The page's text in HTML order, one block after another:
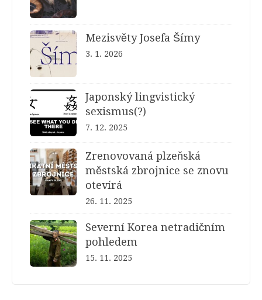
Mezisvěty Josefa Šímy
3. 1. 2026
Japonský lingvistický
sexismus(?)
7. 12. 2025
Zrenovovaná plzeňská
městská zbrojnice se znovu
otevírá
26. 11. 2025
Severní Korea netradičním
pohledem
15. 11. 2025